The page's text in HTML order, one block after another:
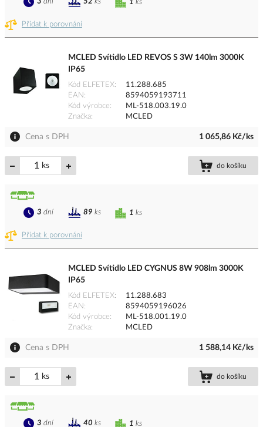
Přidat k porovnání
1 ks
3 dní 52 ks
MCLED Svítidlo LED REVOS S 3W 140lm 3000K
IP65
Kód ELFETEX
11.288.685
EAN
8594059193711
Kód výrobce
ML-518.003.19.0
Značka
MCLED
Cena s DPH 1 065,86 Kč/ks
ks do košíku
Přidat k porovnání
1 ks
3 dní 89 ks
MCLED Svítidlo LED CYGNUS 8W 908lm 3000K
IP65
Kód ELFETEX
11.288.683
EAN
8594059196026
Kód výrobce
ML-518.001.19.0
Značka
MCLED
Cena s DPH 1 588,14 Kč/ks
ks do košíku
1 ks
3 dní 40 ks